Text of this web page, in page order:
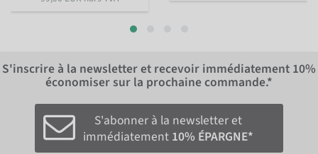
S'inscrire à la newsletter et recevoir immédiatement 10%
économiser sur la prochaine commande.*
S'abonner à la newsletter et
immédiatement 10% ÉPARGNE*